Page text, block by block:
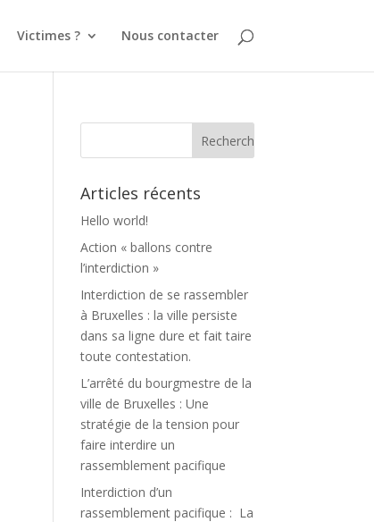
Victimes ? Nous contacter
Articles récents
Hello world!
Action « ballons contre
l’interdiction »
Interdiction de se rassembler
à Bruxelles : la ville persiste
dans sa ligne dure et fait taire
toute contestation.
L’arrêté du bourgmestre de la
ville de Bruxelles : Une
stratégie de la tension pour
faire interdire un
rassemblement pacifique
Interdiction d’un
rassemblement pacifique : La